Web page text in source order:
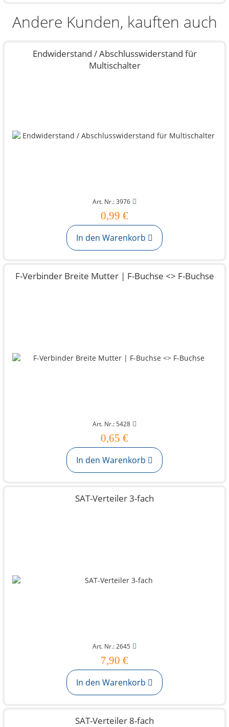
Andere Kunden, kauften auch
Endwiderstand / Abschlusswiderstand für
Multischalter
Art. Nr.: 3976
0,99 €
In den Warenkorb
F-Verbinder Breite Mutter | F-Buchse <> F-Buchse
Art. Nr.: 5428
0,65 €
In den Warenkorb
SAT-Verteiler 3-fach
Art. Nr.: 2645
7,90 €
In den Warenkorb
SAT-Verteiler 8-fach